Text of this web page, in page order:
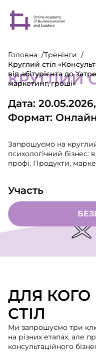
Головна
Тренінги
Круглий стіл
від абітурієнта до
маркетинг, гроші»
КРУГЛИЙ
Дата:
Формат: Онлайн
Запрошуємо на
психологічний бізнес:
профі. Продукти,
Участь
ДЛЯ КОГО
СТІЛ
Ми запрошуємо три
на різних етапах, але
консультаційного